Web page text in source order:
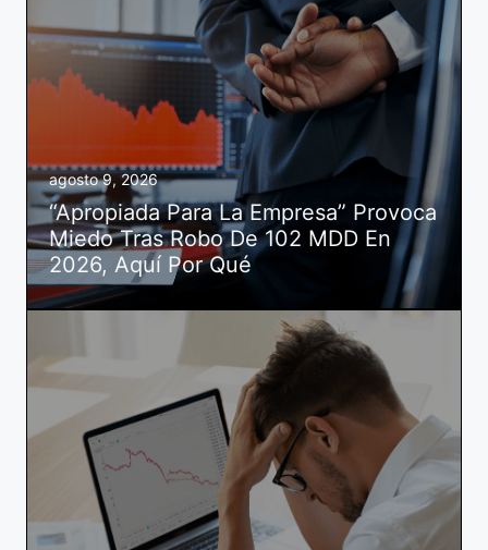
agosto 9, 2026
“Apropiada Para La Empresa” Provoca
Miedo Tras Robo De 102 MDD En
2026, Aquí Por Qué